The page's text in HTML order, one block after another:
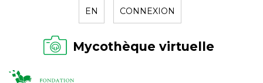
EN CONNEXION
Mycothèque virtuelle